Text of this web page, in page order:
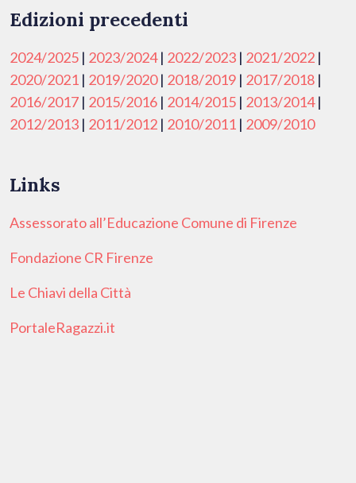
Edizioni precedenti
2024/2025 | 2023/2024| 2022/2023 | 2021/2022 |
2020/2021 | 2019/2020| 2018/2019 | 2017/2018 |
2016/2017 | 2015/2016 | 2014/2015 | 2013/2014|
2012/2013 | 2011/2012 | 2010/2011 | 2009/2010
Links
Assessorato all’Educazione Comune di Firenze
Fondazione CR Firenze
Le Chiavi della Città
PortaleRagazzi.it